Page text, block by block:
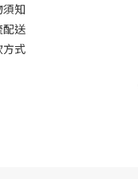
須知
配送
方式